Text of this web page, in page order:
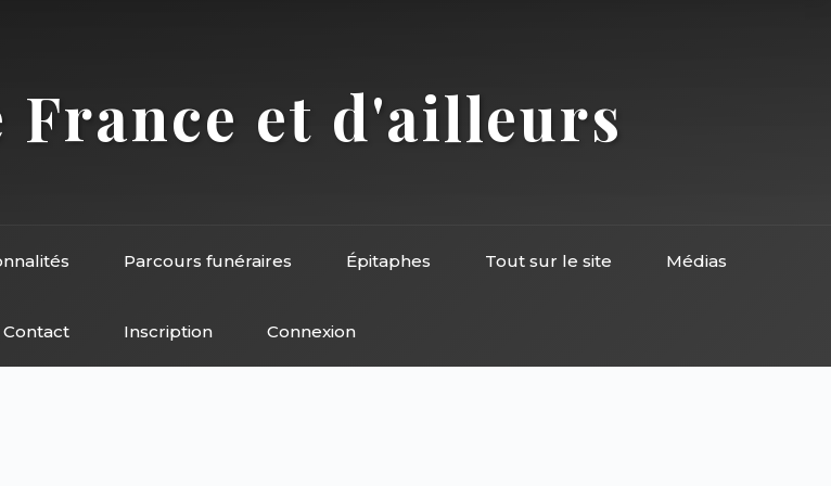
France et d'ailleurs
Parcours funéraires Épitaphes Tout sur le site Médias
Contact Inscription Connexion